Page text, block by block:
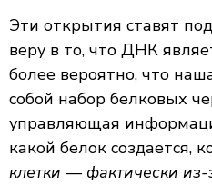
Эти открытия ставят
веру в то, что ДНК
более вероятно, что
собой набор белковых
управляющая
какой белок создается,
клетки — фактически